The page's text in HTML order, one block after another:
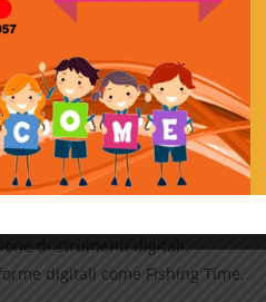
40
e privati investano in:
tecnici ambientali.
di strumenti digitali.
digitali come Fishing Time.